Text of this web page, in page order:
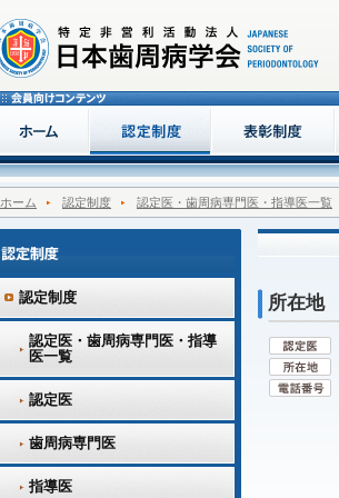
ホーム 認定制度 認定医・歯周病専門医・指導医一覧
所在地
認定制度
認定医・歯周病専門医・指導
医一覧
認定医
歯周病専門医
指導医